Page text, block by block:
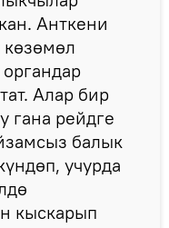
Анткени
Алар бир
гана рейдге
балык
учурда
кыскарып